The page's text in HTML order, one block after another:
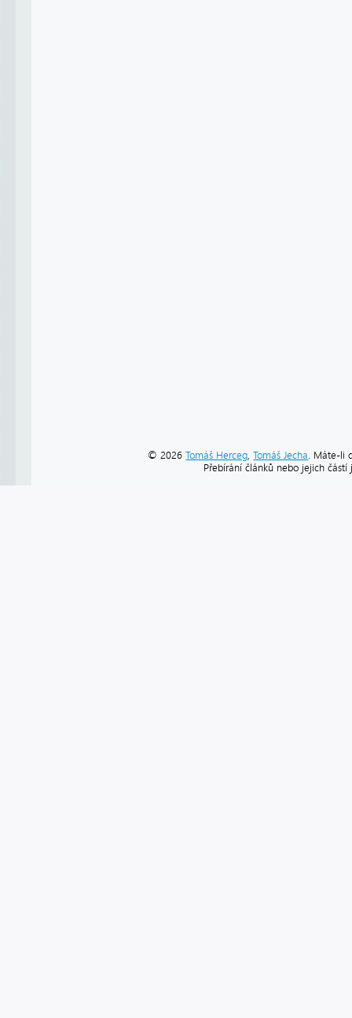
© 2026Tomáš Herceg,Tomáš Jecha. Máte-li
Přebírání článků nebo jejich